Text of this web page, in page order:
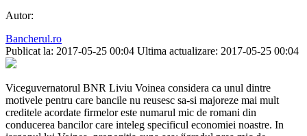
Autor:
Bancherul.ro
Publicat la: 2017-05-25 00:04 Ultima actualizare: 2017-05-25 00:04
Viceguvernatorul BNR Liviu Voinea considera ca unul dintre
motivele pentru care bancile nu reusesc sa-si majoreze mai mult
creditele acordate firmelor este numarul mic de romani din
conducerea bancilor care inteleg specificul economiei noastre. In